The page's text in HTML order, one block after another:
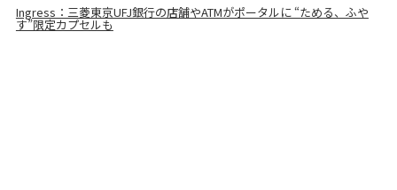
Ingress：三菱東京UFJ銀行の店舗やATMがポータルに “ためる、ふや
す”限定カプセルも